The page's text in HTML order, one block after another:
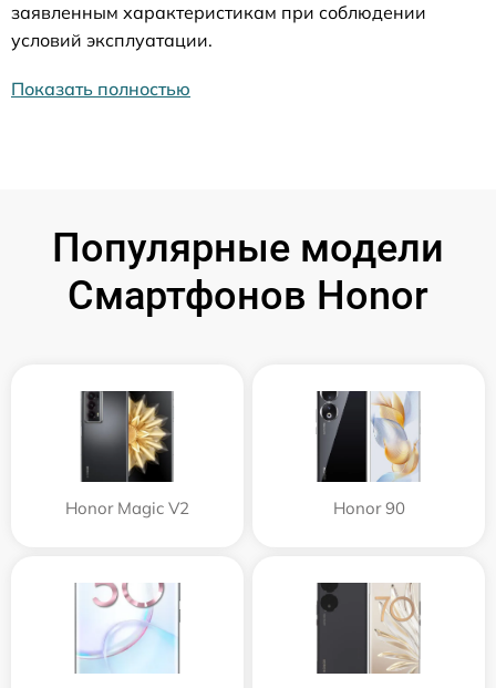
заявленным характеристикам при соблюдении
условий эксплуатации.
Показать полностью
Популярные модели
Смартфонов Honor
Honor Magic V2 Honor 90